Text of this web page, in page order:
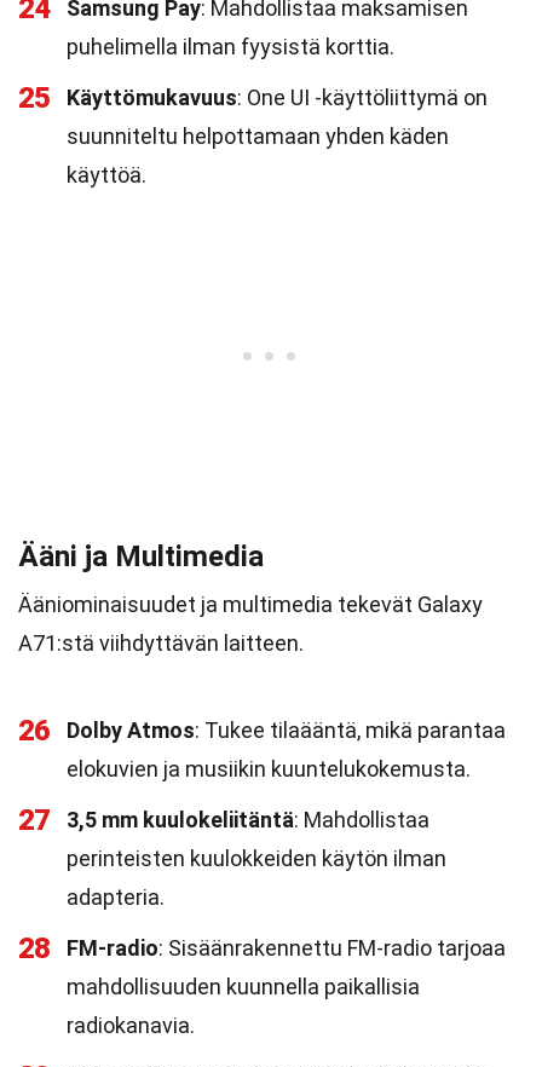
24 Samsung Pay: Mahdollistaa maksamisen
puhelimella ilman fyysistä korttia.
25 Käyttömukavuus: One UI -käyttöliittymä on
suunniteltu helpottamaan yhden käden
käyttöä.
Ääni ja Multimedia
Ääniominaisuudet ja multimedia tekevät Galaxy
A71:stä viihdyttävän laitteen.
26 Dolby Atmos: Tukee tilaääntä, mikä parantaa
elokuvien ja musiikin kuuntelukokemusta.
27 3,5 mm kuulokeliitäntä: Mahdollistaa
perinteisten kuulokkeiden käytön ilman
adapteria.
28 FM-radio: Sisäänrakennettu FM-radio tarjoaa
mahdollisuuden kuunnella paikallisia
radiokanavia.